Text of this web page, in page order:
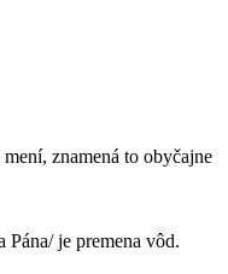
znamená to obyčajne
Pána/ je premena vôd.